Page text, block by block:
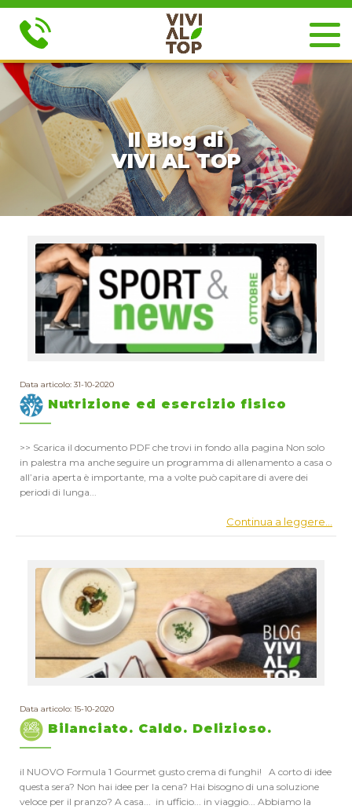
Il Blog di
VIVI AL TOP
Data articolo: 31-10-2020
Nutrizione ed esercizio fisico
>> Scarica il documento PDF che trovi in fondo alla pagina Non solo
in palestra ma anche seguire un programma di allenamento a casa o
all’aria aperta è importante, ma a volte può capitare di avere dei
periodi di lunga...
Continua a leggere...
Data articolo: 15-10-2020
Bilanciato. Caldo. Delizioso.
il NUOVO Formula 1 Gourmet gusto crema di funghi! A corto di idee
questa sera? Non hai idee per la cena? Hai bisogno di una soluzione
veloce per il pranzo? A casa... in ufficio... in viaggio... Abbiamo la